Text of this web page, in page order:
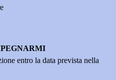
entro la data prevista nella